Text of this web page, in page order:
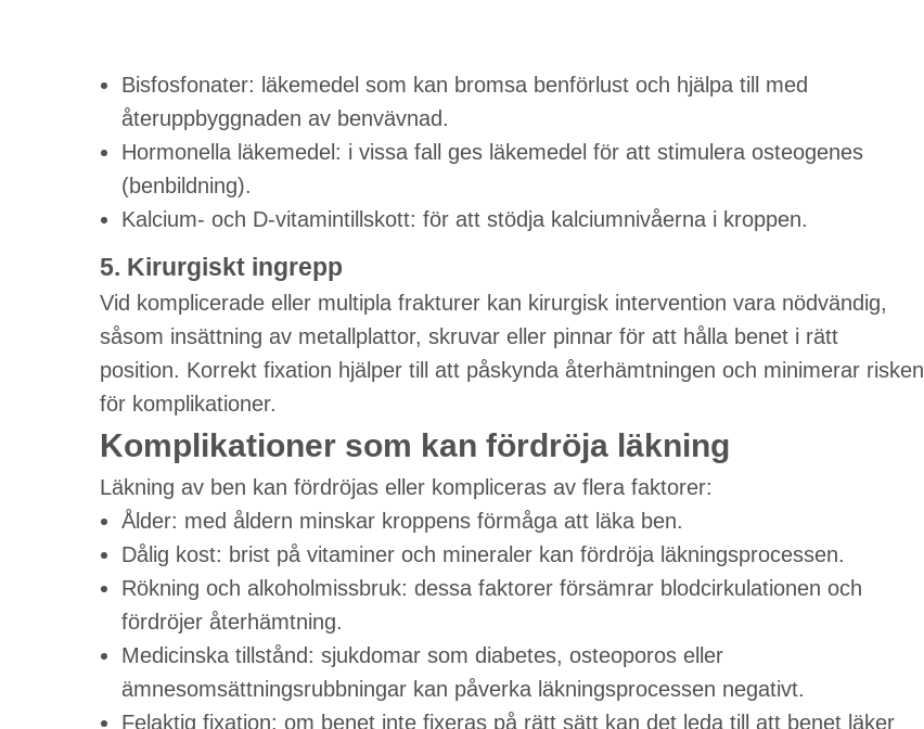
Bisfosfonater: läkemedel som kan bromsa benförlust och hjälpa till med
återuppbyggnaden av benvävnad.
Hormonella läkemedel: i vissa fall ges läkemedel för att stimulera osteogenes
(benbildning).
Kalcium- och D-vitamintillskott: för att stödja kalciumnivåerna i kroppen.
5. Kirurgiskt ingrepp
Vid komplicerade eller multipla frakturer kan kirurgisk intervention vara nödvändig,
såsom insättning av metallplattor, skruvar eller pinnar för att hålla benet i rätt
position. Korrekt fixation hjälper till att påskynda återhämtningen och minimerar risken
för komplikationer.
Komplikationer som kan fördröja läkning
Läkning av ben kan fördröjas eller kompliceras av flera faktorer:
Ålder: med åldern minskar kroppens förmåga att läka ben.
Dålig kost: brist på vitaminer och mineraler kan fördröja läkningsprocessen.
Rökning och alkoholmissbruk: dessa faktorer försämrar blodcirkulationen och
fördröjer återhämtning.
Medicinska tillstånd: sjukdomar som diabetes, osteoporos eller
ämnesomsättningsrubbningar kan påverka läkningsprocessen negativt.
Felaktig fixation: om benet inte fixeras på rätt sätt kan det leda till att benet läker